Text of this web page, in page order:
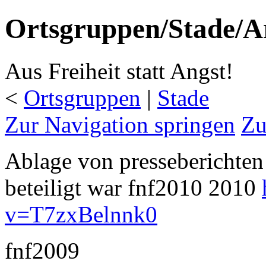
Ortsgruppen/Stade/
Aus Freiheit statt Angst!
< Ortsgruppen ‎ | Stade
Zur Navigation springen
Ablage von
beteiligt war fnf2010 2010
v=T7zxBelnnk0
fnf2009